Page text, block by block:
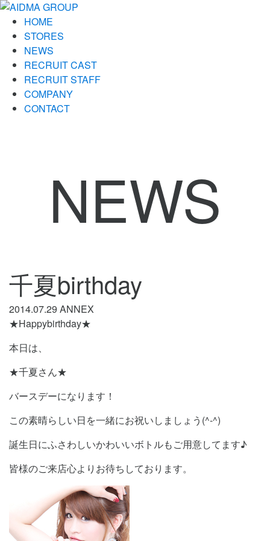
HOME
STORES
NEWS
RECRUIT CAST
RECRUIT STAFF
COMPANY
CONTACT
NEWS
千夏birthday
2014.07.29 ANNEX
★Happybirthday★
本日は、
★千夏さん★
バースデーになります！
この素晴らしい日を一緒にお祝いしましょう(^-^)
誕生日にふさわしいかわいいボトルもご用意してます♪
皆様のご来店心よりお待ちしております。